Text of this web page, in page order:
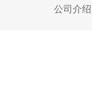
公司介绍